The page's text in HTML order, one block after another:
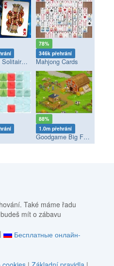
Microsoft Solitaire Collection
78%
346k přehrání
Mahjong Cards
88%
1.0m přehrání
Goodgame Big Farm
Také máme řadu
mít o zábavu
|
Бесплатные онлайн-